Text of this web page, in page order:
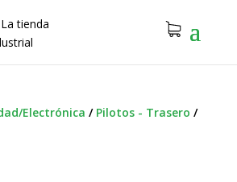
Electrónica / Pilotos - Trasero /